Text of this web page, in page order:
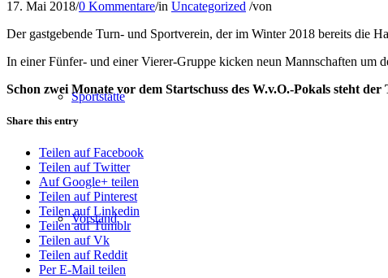
Sportstätte
Vorstand
17. Mai 2018/0 Kommentare/in Uncategorized /von
Der gastgebende Turn- und Sportverein, der im Winter 2018 bereits die
In einer Fünfer- und einer Vierer-Gruppe kicken neun Mannschaften um
Schon zwei Monate vor dem Startschuss des W.v.O.-Pokals steht
Share this entry
Teilen auf Facebook
Teilen auf Twitter
Auf Google+ teilen
Teilen auf Pinterest
Teilen auf Linkedin
Teilen auf Tumblr
Teilen auf Vk
Teilen auf Reddit
Per E-Mail teilen